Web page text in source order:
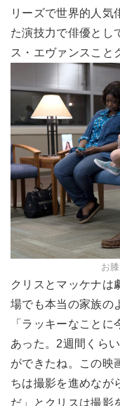
リーズで世界的人気
た演技力で俳優とし
ス・エヴァンスこと
お
クリスとマッケナは
場でも本当の家族の
「ラッキーなこと
あった。2週間くら
ができたね。この映
ちは撮影を進めなが
だ」とクリスは撮影